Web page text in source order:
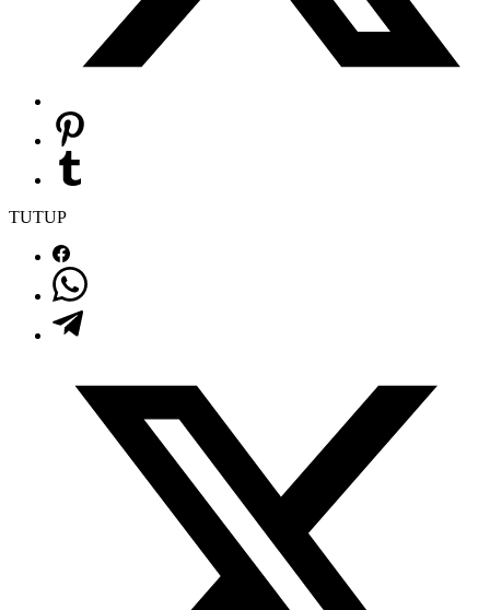
TUTUP